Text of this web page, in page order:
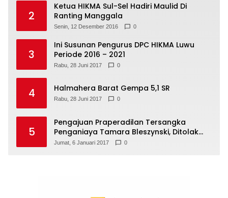
2
Ketua HIKMA Sul-Sel Hadiri Maulid Di
Ranting Manggala
Senin, 12 Desember 2016 0
3
Ini Susunan Pengurus DPC HIKMA Luwu
Periode 2016 – 2021
Rabu, 28 Juni 2017 0
4 Halmahera Barat Gempa 5,1 SR
Rabu, 28 Juni 2017 0
5
Pengajuan Praperadilan Tersangka
Penganiaya Tamara Bleszynski, Ditolak
Hakim
Jumat, 6 Januari 2017 0